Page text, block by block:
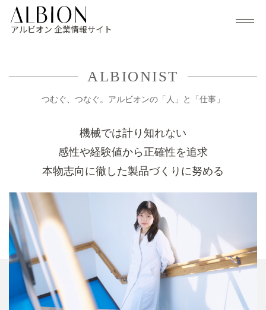
アルビオン 企業情報サイト
ALBIONIST
つむぐ、つなぐ。アルビオンの「人」と「仕事」
機械では計り知れない
感性や経験値から正確性を追求
本物志向に徹した製品づくりに努める